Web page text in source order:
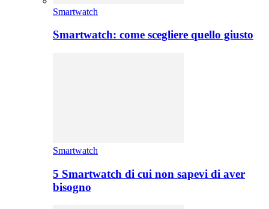
Smartwatch
Smartwatch: come scegliere quello giusto
Smartwatch
5 Smartwatch di cui non sapevi di aver
bisogno